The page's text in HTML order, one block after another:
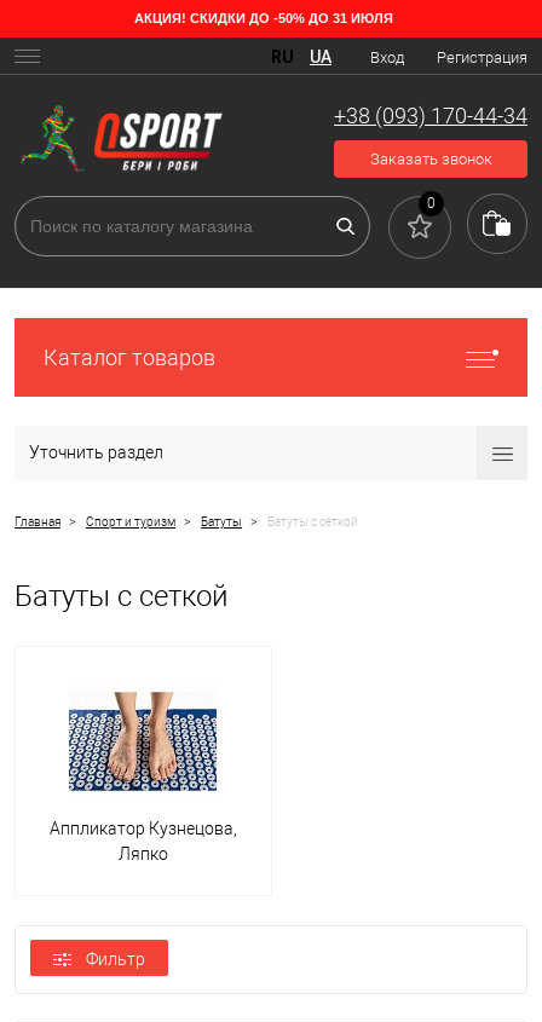
АКЦИЯ! СКИДКИ ДО -50% ДО 31 ИЮЛЯ
Вход Регистрация
RU UA
+38 (093) 170-44-34
Заказать звонок
0
Каталог товаров
Уточнить раздел
Главная > Спорт и туризм > Батуты > Батуты с сеткой
Батуты с сеткой
Аппликатор Кузнецова,
Ляпко
Фильтр